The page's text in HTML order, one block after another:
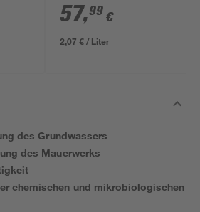
57,99 €
2,07 € / Liter
des Grundwassers
des Mauerwerks
chemischen und mikrobiologischen